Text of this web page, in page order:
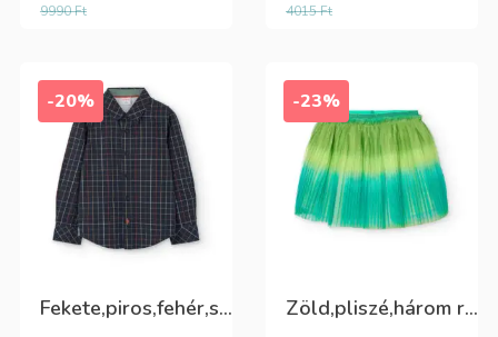
9990Ft 4015Ft
-20%
Fekete,piros,fehér,sárga kockás ing
-23%
Zöld,pliszé,három rétegű(alatta csillogó tüll+kiwizöld vászon) szoknya